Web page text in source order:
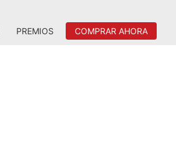
PREMIOS COMPRAR AHORA